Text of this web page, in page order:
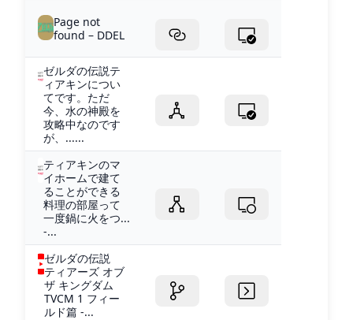
Page not
found – DDEL
ゼルダの伝説テ
ィアキンについ
てです。ただ
今、水の神殿を
攻略中なのです
が、......
ティアキンのマ
イホームで建て
ることができる
料理の部屋って
一度鍋に火をつ...
-...
ゼルダの伝説
ティアーズ オブ
ザ キングダム
TVCM 1 フィー
ルド篇 -...